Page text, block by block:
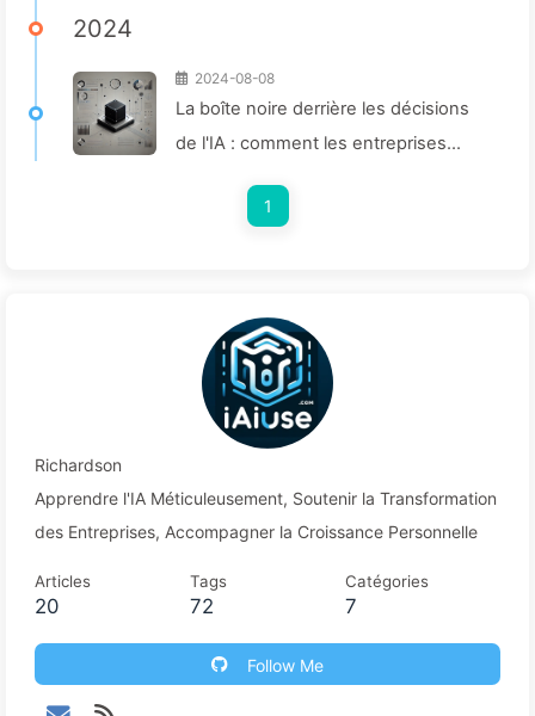
166
2024
2024-08-08
La boîte noire derrière les décisions
de l'IA : comment les entreprises
et remodeler leurs processus
1
Richardson
Apprendre l'IA Méticuleusement, Soutenir la Transformation
des Entreprises, Accompagner la Croissance Personnelle
Articles
20
Tags
72
Catégories
7
Follow Me